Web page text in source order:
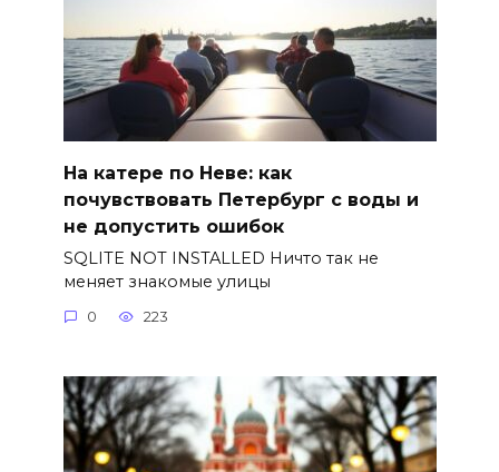
На катере по Неве: как
почувствовать Петербург с воды и
не допустить ошибок
SQLITE NOT INSTALLED Ничто так не
меняет знакомые улицы
0 223